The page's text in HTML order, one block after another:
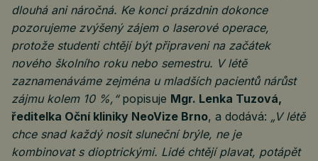
dlouhá ani náročná. Ke konci prázdnin dokonce
pozorujeme zvýšený zájem o laserové operace,
protože studenti chtějí být připraveni na začátek
nového školního roku nebo semestru. V létě
zaznamenáváme zejména u mladších pacientů nárůst
zájmu kolem 10 %,“ popisuje Mgr. Lenka Tuzová,
ředitelka Oční kliniky NeoVize Brno, a dodává: „V létě
chce snad každý nosit sluneční brýle, ne je
kombinovat s dioptrickými. Lidé chtějí plavat, potápět